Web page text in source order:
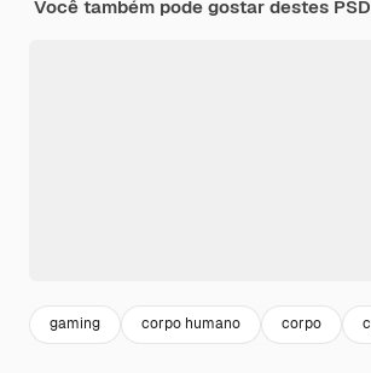
Você também pode gostar destes PSD
gaming corpo humano corpo